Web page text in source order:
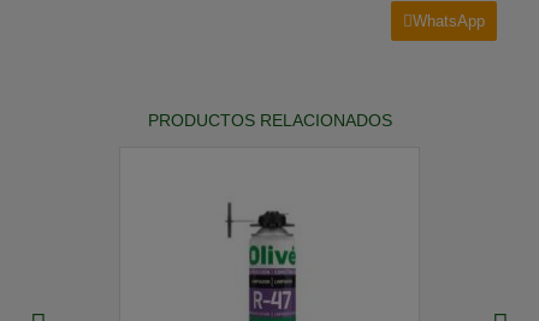
WhatsApp
PRODUCTOS RELACIONADOS